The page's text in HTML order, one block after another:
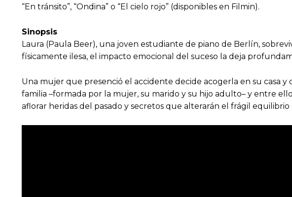
“En tránsito”, “Ondina” o “El cielo rojo” (disponibles en Filmin).
Sinopsis
Laura (Paula Beer), una joven estudiante de piano de Berlín,
físicamente ilesa, el impacto emocional del suceso la deja
Una mujer que presenció el accidente decide acogerla en su casa
familia –formada por la mujer, su marido y su hijo adulto– y entre
aflorar heridas del pasado y secretos que alterarán el frágil